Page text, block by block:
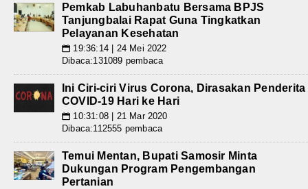
Pemkab Labuhanbatu Bersama BPJS
Tanjungbalai Rapat Guna Tingkatkan
Pelayanan Kesehatan
📅 19:36:14 | 24 Mei 2022
Dibaca:131089 pembaca
Ini Ciri-ciri Virus Corona, Dirasakan Penderita
COVID-19 Hari ke Hari
📅 10:31:08 | 21 Mar 2020
Dibaca:112555 pembaca
Temui Mentan, Bupati Samosir Minta
Dukungan Program Pengembangan
Pertanian